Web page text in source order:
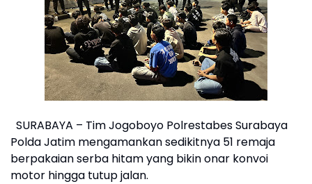
SURABAYA – Tim Jogoboyo Polrestabes Surabaya
Polda Jatim mengamankan sedikitnya 51 remaja
berpakaian serba hitam yang bikin onar konvoi
motor hingga tutup jalan.